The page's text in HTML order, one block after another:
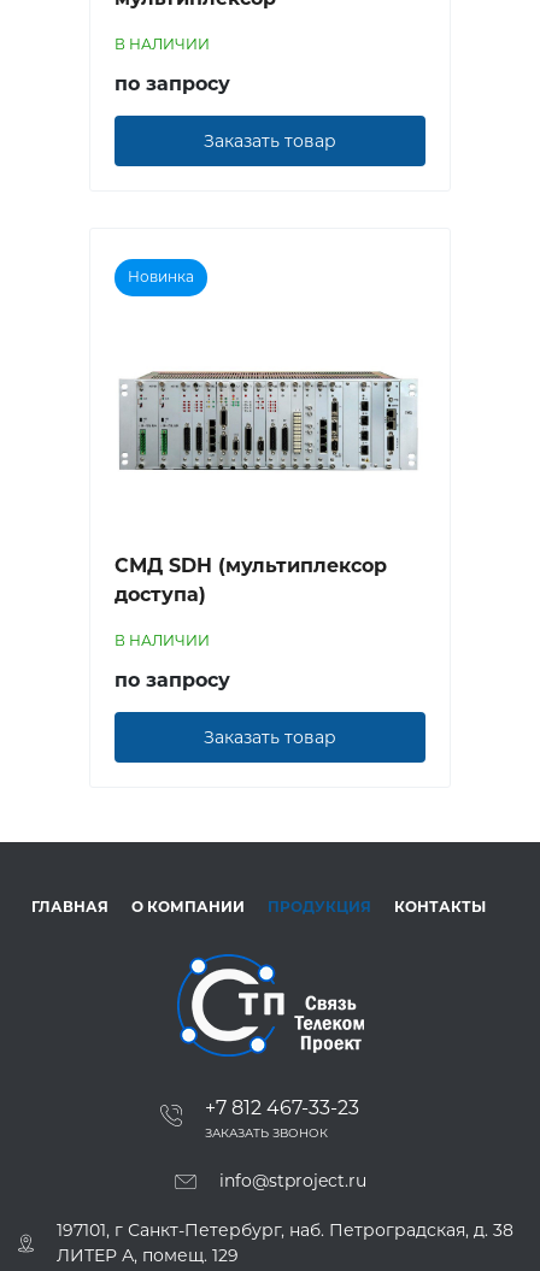
В НАЛИЧИИ
по запросу
Заказать товар
Новинка
СМД SDH (мультиплексор
доступа)
В НАЛИЧИИ
по запросу
Заказать товар
ГЛАВНАЯ О КОМПАНИИ ПРОДУКЦИЯ КОНТАКТЫ
+7 812 467-33-23
ЗАКАЗАТЬ ЗВОНОК
info@stproject.ru
197101, г Санкт-Петербург, наб. Петроградская, д. 38
ЛИТЕР А, помещ. 129